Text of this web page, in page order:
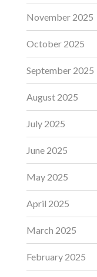
November 2025
October 2025
September 2025
August 2025
July 2025
June 2025
May 2025
April 2025
March 2025
February 2025